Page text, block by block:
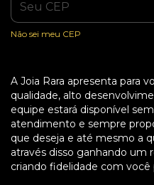
Não sei meu CEP
A Joia Rara apresenta para
qualidade, alto
equipe estará disponível
atendimento e sempre
que deseja e até mesmo a
através disso ganhando um
criando fidelidade com